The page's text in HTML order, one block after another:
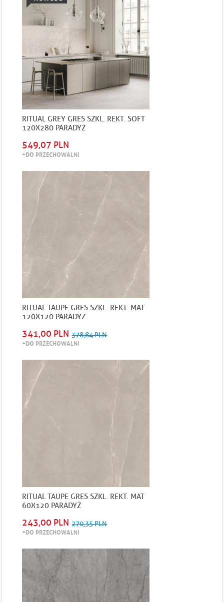
RITUAL GREY GRES SZKL. REKT. SOFT
120X280 PARADYŻ
549,07 PLN
+DO PRZECHOWALNI
RITUAL TAUPE GRES SZKL. REKT. MAT
120X120 PARADYŻ
341,00 PLN 378,84 PLN
+DO PRZECHOWALNI
RITUAL TAUPE GRES SZKL. REKT. MAT
60X120 PARADYŻ
243,00 PLN 270,35 PLN
+DO PRZECHOWALNI